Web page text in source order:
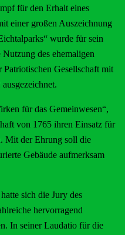
für den Erhalt eines
einer großen Auszeichnung
wurde für sein
des ehemaligen
Gesellschaft mit
für das Gemeinwesen“,
von 1765 ihren Einsatz für
Mit der Ehrung soll die
Gebäude aufmerksam
sich die Jury des
hervorragend
In seiner Laudatio für die